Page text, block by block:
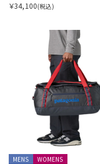
￥34,100(税込)
MENS
WOMENS